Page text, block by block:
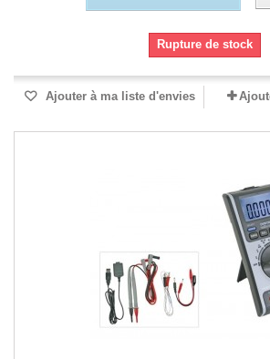
Rupture de stock
Ajouter à ma liste d'envies